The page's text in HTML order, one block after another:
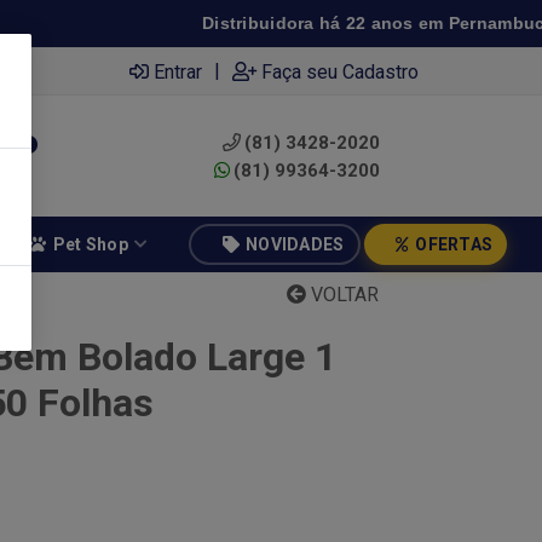
Distribuidora há 22 anos em
Entrar | Faça seu Cadastro
(81) 3428-2020
(81) 99364-3200
Pet Shop NOVIDADES OFERTAS
VOLTAR
Bolado Large 1
Folhas